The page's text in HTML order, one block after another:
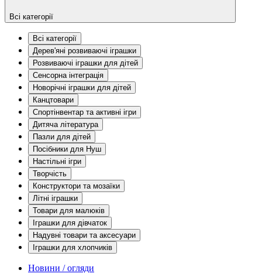
Всі категорії
Всі категорії
Дерев'яні розвиваючі іграшки
Розвиваючі іграшки для дітей
Сенсорна інтеграція
Новорічні іграшки для дітей
Канцтовари
Спортінвентар та активні ігри
Дитяча література
Пазли для дітей
Посібники для Нуш
Настільні ігри
Творчість
Конструктори та мозаїки
Літні іграшки
Товари для малюків
Іграшки для дівчаток
Надувні товари та аксесуари
Іграшки для хлопчиків
Новини / огляди